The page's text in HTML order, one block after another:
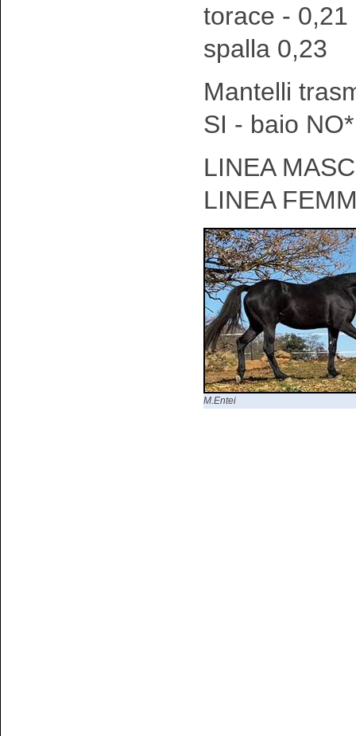
torace -
spalla 0,23
Mantelli
SI - baio
LINEA
LINEA
M.Entei